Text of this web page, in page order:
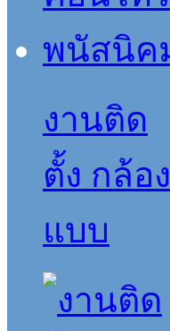
งานติด
ตั้ง กล้อง
แบบ